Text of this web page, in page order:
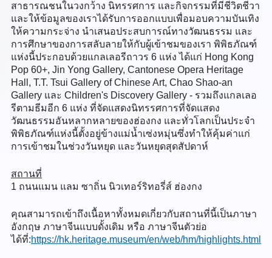
สาธารณชนในวงกว้าง นิทรรศการ และกิจกรรมที่มีชีวิตชีวา
และให้ข้อมูลของเราได้รับการออกแบบเพื่อมอบความบันเทิง
ให้ความกระจ่าง นำเสนอประสบการณ์ทางวัฒนธรรม และ
การศึกษาของการสลับลายให้กับผู้เข้าชมของเรา พิพิธภัณฑ์
แห่งนี้ประกอบด้วยแกลเลอรีถาวร 6 แห่ง ได้แก่ Hong Kong
Pop 60+, Jin Yong Gallery, Cantonese Opera Heritage
Hall, T.T. Tsui Gallery of Chinese Art, Chao Shao-an
Gallery และ Children's Discovery Gallery - รวมถึงแกลเลอ
รีตามธีมอีก 6 แห่ง ที่จัดแสดงนิทรรศการที่จัดแสดง
วัฒนธรรมอันหลากหลายของฮ่องกง และทั่วโลกเป็นประจำ
พิพิธภัณฑ์แห่งนี้ตั้งอยู่ข้างแม่น้ำเซ่งหมุ่นซึ่งทำให้คุ้มค่าแก่
การเข้าชมในช่วงวันหยุด และวันหยุดสุดสัปดาห์
สถานที่
1 ถนนแมน แลม ซาถิ่น นิวเทอร์ริทอรี่ส์ ฮ่องกง
คุณสามารถเข้าถึงเนื้อหาทั้งหมดเกี่ยวกับสถานที่นี้เป็นภาษา
อังกฤษ ภาษาจีนแบบดั้งเดิม หรือ ภาษาจีนตัวย่อ
ได้ที่:https://hk.heritage.museum/en/web/hm/highlights.html